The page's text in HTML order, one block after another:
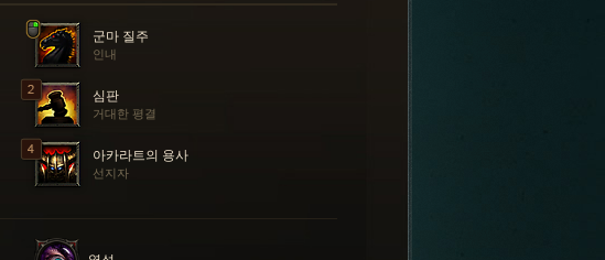
군마 질주
인내
심판
거대한 평결
아카라트의 용사
선지자